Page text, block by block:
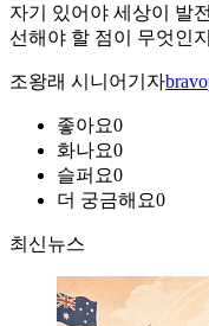
자기 있어야 세상이 발
선해야 할 점이 무엇인
조왕래 시니어기자
좋아요0
화나요0
슬퍼요0
더 궁금해요0
최신뉴스